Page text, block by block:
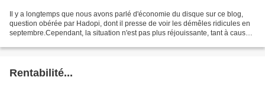
Il y a longtemps que nous avons parlé d'économie du disque sur ce blog,
question obérée par Hadopi, dont il presse de voir les démêles ridicules en
septembre.Cependant, la situation n'est pas plus réjouissante, tant à cause
Rentabilité...